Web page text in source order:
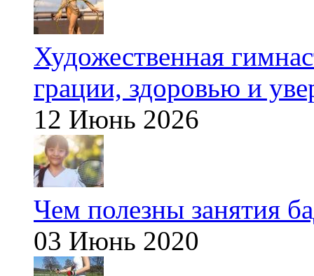
Художественная
грации, здоровью и
12 Июнь 2026
Чем полезны занятия
03 Июнь 2020